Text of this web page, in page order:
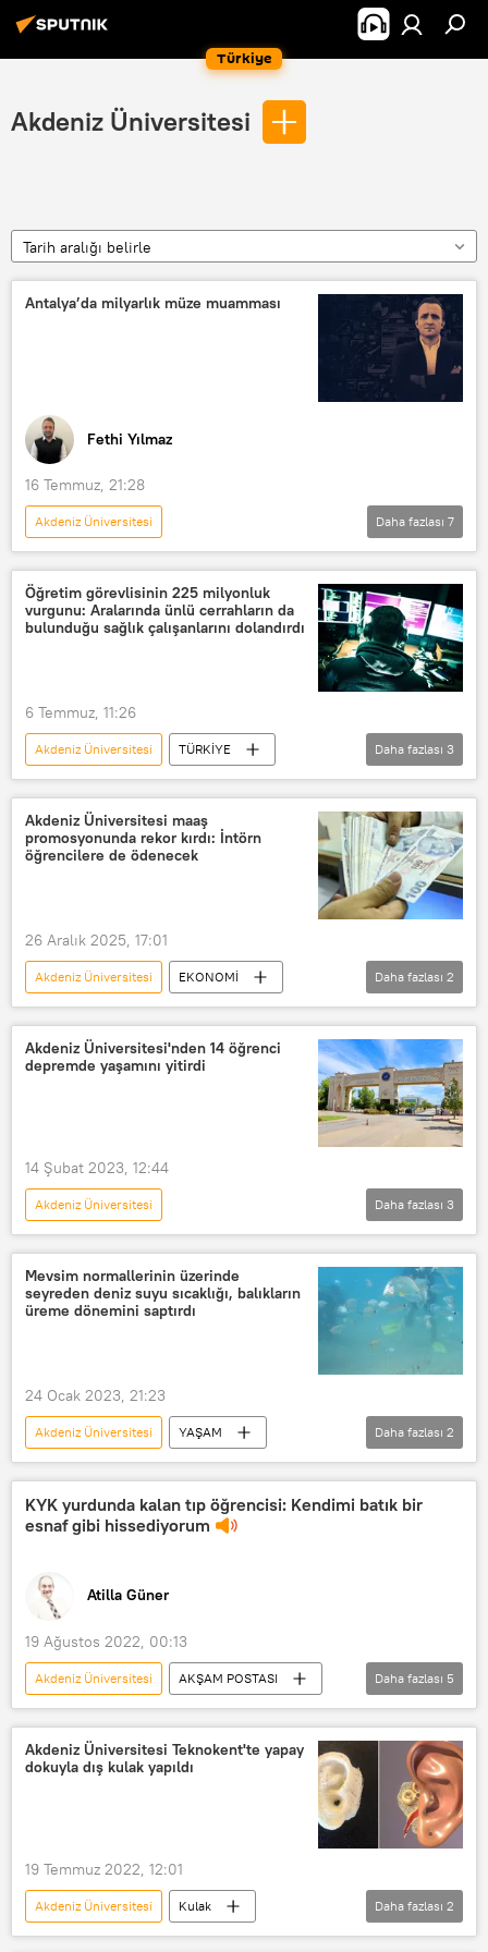
Türkiye
Akdeniz Üniversitesi
Tarih aralığı belirle
Antalya’da milyarlık müze muamması
Fethi Yılmaz
16 Temmuz, 21:28
Akdeniz Üniversitesi
FETHİ YILMAZ’LA YAZI-YORUM
Radyo
RADYO
Radyo
Radyo Sputnik
Antalya
Daha fazlası 7
Öğretim görevlisinin 225 milyonluk
vurgunu: Aralarında ünlü cerrahların da
bulunduğu sağlık çalışanlarını dolandırdı
6 Temmuz, 11:26
Akdeniz Üniversitesi
TÜRKİYE
Akdeniz Üniversitesi Hastanesi
Dolandırıcılık
Nitelikli dolandırıcılık
Daha fazlası 3
Akdeniz Üniversitesi maaş
promosyonunda rekor kırdı: İntörn
öğrencilere de ödenecek
26 Aralık 2025, 17:01
Akdeniz Üniversitesi
EKONOMİ
TEB (Türk Ekonomi Bankası)
banka promosyonu
Daha fazlası 2
Akdeniz Üniversitesi'nden 14 öğrenci
depremde yaşamını yitirdi
14 Şubat 2023, 12:44
Akdeniz Üniversitesi
6 Şubat 2023 Kahramanmaraş Depremi
Öğrenci
Deprem
Daha fazlası 3
Mevsim normallerinin üzerinde
seyreden deniz suyu sıcaklığı, balıkların
üreme dönemini saptırdı
24 Ocak 2023, 21:23
Akdeniz Üniversitesi
YAŞAM
Türkiye
Deniz deniz suyu
Daha fazlası 2
KYK yurdunda kalan tıp öğrencisi: Kendimi batık bir
esnaf gibi hissediyorum
Atilla Güner
19 Ağustos 2022, 00:13
Akdeniz Üniversitesi
AKŞAM POSTASI
Tıp
Öğrenci
Kredi ve Yurtlar Kurumu (KYK)
RADYO
Daha fazlası 5
Akdeniz Üniversitesi Teknokent'te yapay
dokuyla dış kulak yapıldı
19 Temmuz 2022, 12:01
Akdeniz Üniversitesi
Kulak
YAŞAM
yapay 3D
Daha fazlası 2